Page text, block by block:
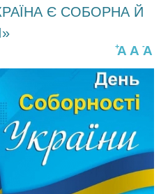
Є СОБОРНА Й
-A
A
+A